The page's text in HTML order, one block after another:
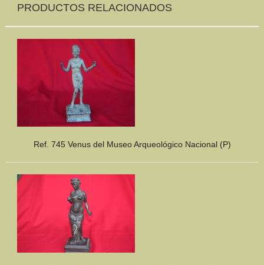
PRODUCTOS RELACIONADOS
Ref. 745 Venus del Museo Arqueológico Nacional (P)